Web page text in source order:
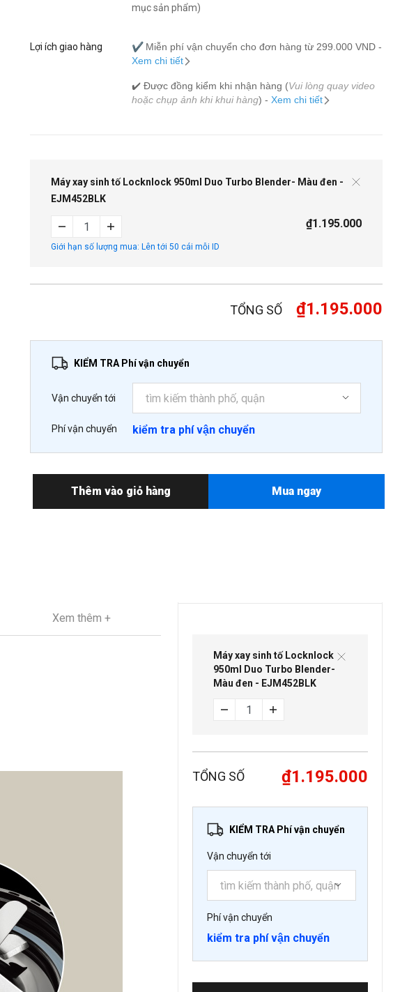
mục sản phẩm)
Lợi ích giao hàng ✔️ Miễn phí vận chuyển cho đơn hàng từ 299.000 VND -
Xem chi tiết
✔️ Được đồng kiểm khi nhận hàng (Vui lòng quay video
hoặc chụp ảnh khi khui hàng) - Xem chi tiết
Máy xay sinh tố Locknlock 950ml Duo Turbo Blender- Màu đen -
EJM452BLK
₫1.195.000
Giới hạn số lượng mua: Lên tới 50 cái mỗi ID
TỔNG SỐ ₫1.195.000
KIỂM TRA Phí vận chuyển
Vận chuyển tới
Phí vận chuyển kiểm tra phí vận chuyển
Thêm vào giỏ hàng Mua ngay
Xem thêm +
Máy xay sinh tố Locknlock
950ml Duo Turbo Blender-
Màu đen - EJM452BLK
TỔNG SỐ ₫1.195.000
KIỂM TRA Phí vận chuyển
Vận chuyển tới
Phí vận chuyển
kiểm tra phí vận chuyển